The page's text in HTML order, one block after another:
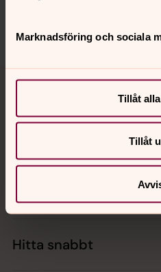
Marknadsföring och sociala
Tillåt
Tillåt
Dela
Tillbaka till toppen
Tillbaka till innehållet
Hitta snabbt